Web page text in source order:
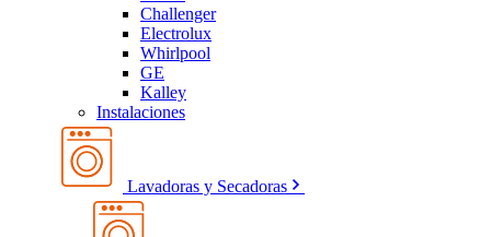
Challenger
Electrolux
Whirlpool
GE
Kalley
Instalaciones
Lavadoras y Secadoras